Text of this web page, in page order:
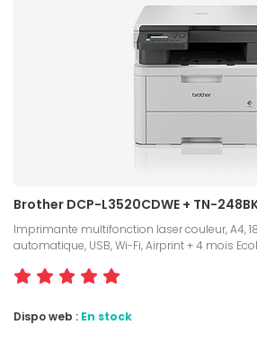
Brother DCP-L3520CDWE + TN-
Imprimante multifonction laser couleur, A4,
automatique, USB, Wi-Fi, Airprint + 4 mois
Dispo web : En stock